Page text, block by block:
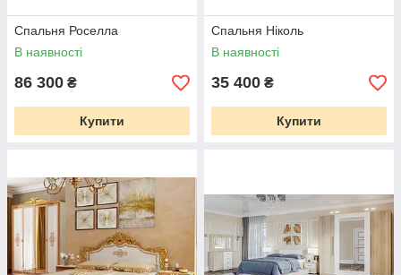
Спальня Роселла
В наявності
86 300 ₴
Купити
Спальня Ніколь
В наявності
35 400 ₴
Купити